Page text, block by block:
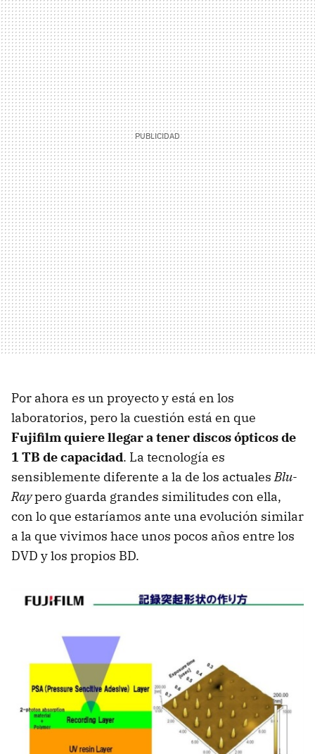
Por ahora es un proyecto y está en los
laboratorios, pero la cuestión está en que
Fujifilm quiere llegar a tener discos ópticos de
1 TB de capacidad. La tecnología es
sensiblemente diferente a la de los actuales Blu-
Raypero guarda grandes similitudes con ella,
con lo que estaríamos ante una evolución similar
a la que vivimos hace unos pocos años entre los
DVD y los propios BD.